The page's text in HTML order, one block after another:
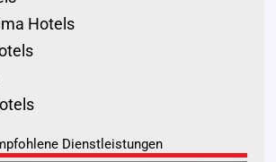
Hotels
Dienstleistungen